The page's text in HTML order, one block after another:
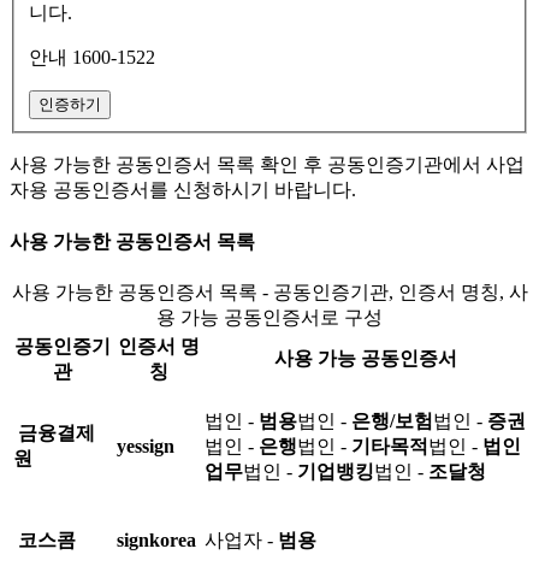
니다.
안내 1600-1522
인증하기
사용 가능한 공동인증서 목록 확인 후 공동인증기관에서 사업
자용 공동인증서를 신청하시기 바랍니다.
사용 가능한 공동인증서 목록
사용 가능한 공동인증서 목록 - 공동인증기관, 인증서 명칭, 사
용 가능 공동인증서로 구성
공동인증기
관
인증서 명
칭
사용 가능 공동인증서
금융결제
원
yessign
법인 - 범용법인 - 은행/보험 법인 - 증권
법인 - 은행법인 - 기타목적 법인 - 법인
업무법인 - 기업뱅킹법인 - 조달청
코스콤 signkorea 사업자 - 범용